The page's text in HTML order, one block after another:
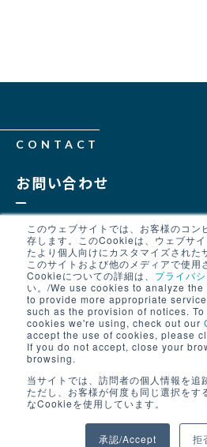
このウェブサイトでは、お客様のコ
存します。このCookieは、ウェブサ
たより個人向けにカスタマイズされた
このサイトおよび他のメディアで使用
Cookieについての詳細は、 プライバ
い。/We use cookies to analyze
to provide more appropriate
such as the provision of notices.
cookies we're using, check out our
accept the use of cookies, please
If you do not accept, close your
browsing.
当サイトでは、訪問者の個人情報を追
ただし、お客様が何度も同じ選択をす
なCookieを使用しています。
承認/Accept 拒
CONTACT
お問い合わせ
詳細の問い合わせ
記のボタンよりお
さい。
お問い合わせ
© 2024 JFE SHOJI ELECTRONICS